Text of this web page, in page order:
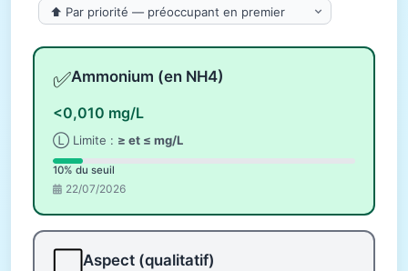
✅Ammonium (en NH4)
<0,010 mg/L
Ⓛ Limite : ≥ et ≤ mg/L
10% du seuil
22/07/2026
Aspect (qualitatif)